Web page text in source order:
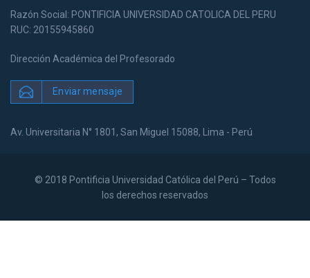
Razón Social: PONTIFICIA UNIVERSIDAD CATOLICA DEL PERU
RUC: 20155945860
Dirección Académica del Profesorado
Enviar mensaje
Av. Universitaria N° 1801, San Miguel 15088, Lima - Perú
© 2018 Pontificia Universidad Católica del Perú – Todos
los derechos reservados